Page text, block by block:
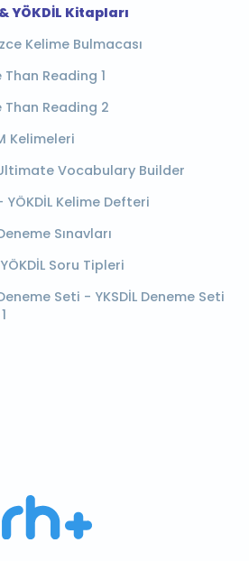
YÖKDİL Kitapları
Kelime Bulmacası
Than Reading 1
Than Reading 2
Kelimeleri
Vocabulary Builder
YÖKDİL Kelime Defteri
Sınavları
Soru Tipleri
Seti - YKSDİL Deneme Seti